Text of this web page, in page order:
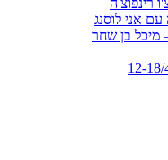
אני לוסנג
מיכל בן שחר